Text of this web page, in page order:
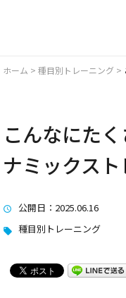
ホーム > 種目別トレーニング >
こんなにた
ナミックスト
公開日 ：2025.06.16
種目別トレーニング